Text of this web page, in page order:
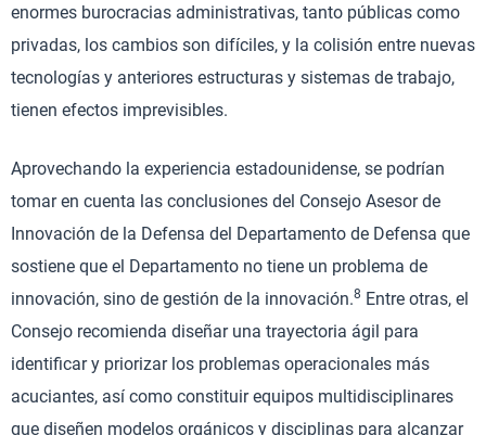
enormes burocracias administrativas, tanto públicas como
privadas, los cambios son difíciles, y la colisión entre nuevas
tecnologías y anteriores estructuras y sistemas de trabajo,
tienen efectos imprevisibles.
Aprovechando la experiencia estadounidense, se podrían
tomar en cuenta las conclusiones del Consejo Asesor de
Innovación de la Defensa del Departamento de Defensa que
sostiene que el Departamento no tiene un problema de
innovación, sino de gestión de la innovación.8 Entre otras, el
Consejo recomienda diseñar una trayectoria ágil para
identificar y priorizar los problemas operacionales más
acuciantes, así como constituir equipos multidisciplinares
que diseñen modelos orgánicos y disciplinas para alcanzar